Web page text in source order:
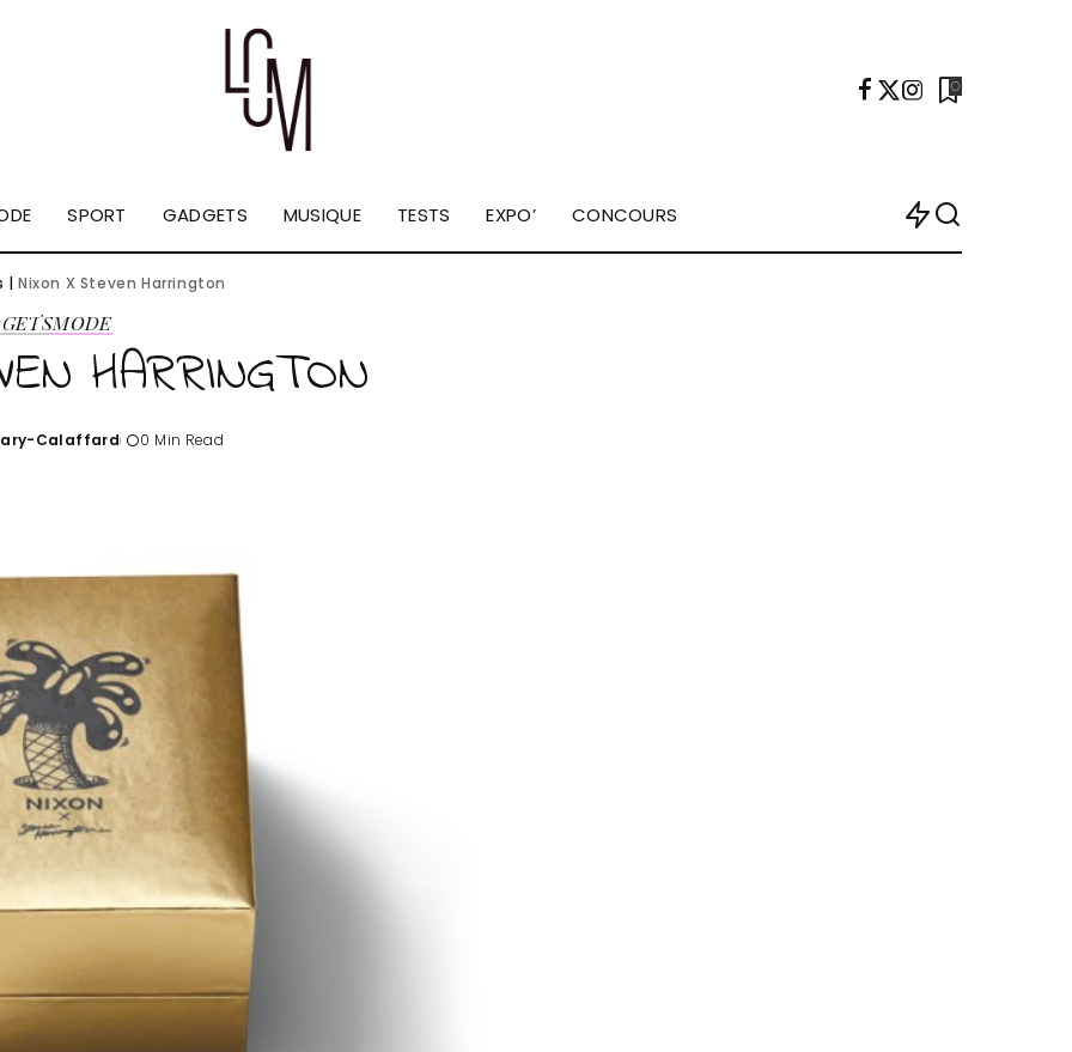
0
SPORT GADGETS MUSIQUE TESTS EXPO’ CONCOURS
| Nixon X Steven Harrington
MODE
HARRINGTON
Calaffard 0 Min Read